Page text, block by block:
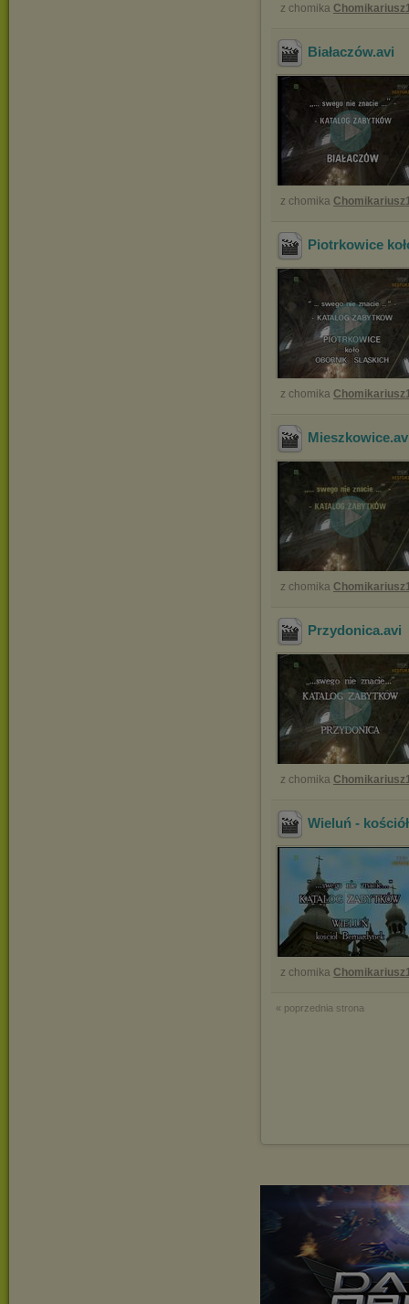
z chomika
Białaczów.avi
z chomika
Piotrkowice
z chomika
Mieszkowice
z chomika
Przydonica.avi
z chomika
Wieluń -
z chomika
« poprzednia strona